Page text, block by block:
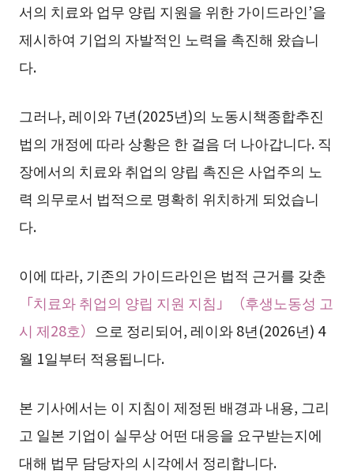
서의 치료와 업무 양립 지원을 위한 가이드라인’을
제시하여 기업의 자발적인 노력을 촉진해 왔습니
다.
그러나, 레이와 7년(2025년)의 노동시책종합추진
법의 개정에 따라 상황은 한 걸음 더 나아갑니다. 직
장에서의 치료와 취업의 양립 촉진은 사업주의 노
력 의무로서 법적으로 명확히 위치하게 되었습니
다.
이에 따라, 기존의 가이드라인은 법적 근거를 갖춘
「치료와 취업의 양립 지원 지침」（후생노동성 고
시 제28호）
으로 정리되어, 레이와 8년(2026년) 4
월 1일부터 적용됩니다.
본 기사에서는 이 지침이 제정된 배경과 내용, 그리
고 일본 기업이 실무상 어떤 대응을 요구받는지에
대해 법무 담당자의 시각에서 정리합니다.